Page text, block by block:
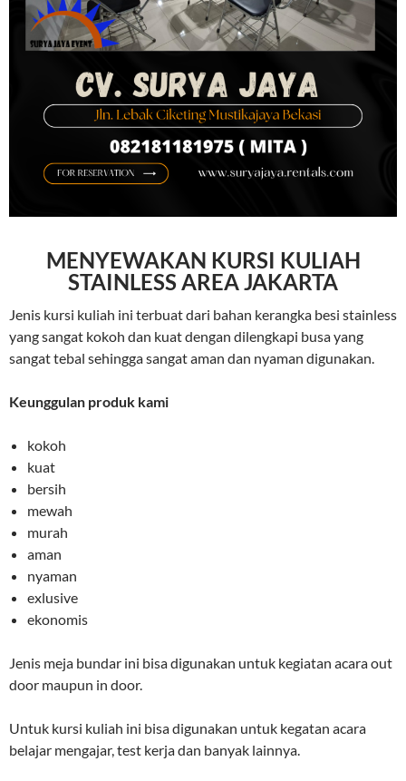
MENYEWAKAN KURSI KULIAH
STAINLESS AREA JAKARTA
Jenis kursi kuliah ini terbuat dari bahan kerangka besi stainless
yang sangat kokoh dan kuat dengan dilengkapi busa yang
sangat tebal sehingga sangat aman dan nyaman digunakan.
Keunggulan produk kami
kokoh
kuat
bersih
mewah
murah
aman
nyaman
exlusive
ekonomis
Jenis meja bundar ini bisa digunakan untuk kegiatan acara out
door maupun in door.
Untuk kursi kuliah ini bisa digunakan untuk kegatan acara
belajar mengajar, test kerja dan banyak lainnya.